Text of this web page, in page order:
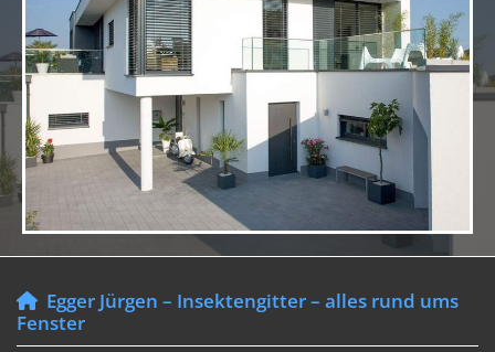
 Egger Jürgen – Insektengitter – alles rund ums
Fenster